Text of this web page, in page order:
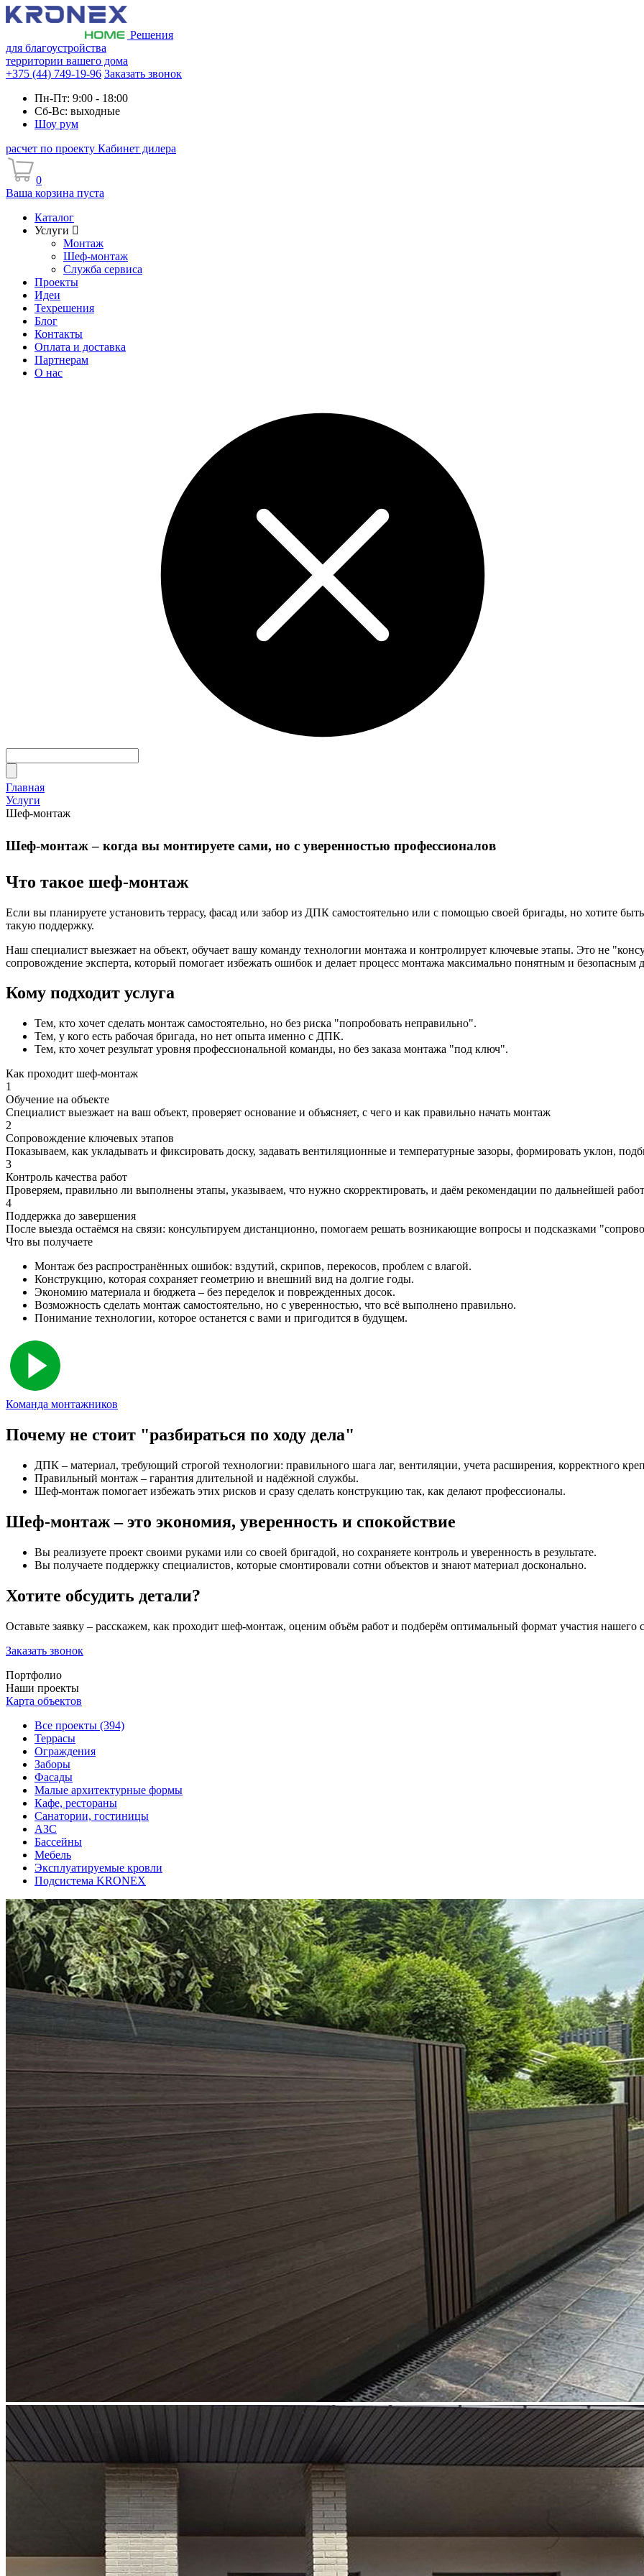
Решения
для благоустройства
территории вашего дома
+375 (44) 749-19-96 Заказать звонок
Пн-Пт: 9:00 - 18:00
Сб-Вс: выходные
Шоу рум
расчет по проекту Кабинет дилера
0
Ваша корзина пуста
Каталог
Услуги
Монтаж
Шеф-монтаж
Служба сервиса
Проекты
Идеи
Техрешения
Блог
Контакты
Оплата и доставка
Партнерам
О нас
Главная
Услуги
Шеф-монтаж
Шеф-монтаж – когда вы монтируете сами, но с уверенностью профессионалов
Что такое шеф-монтаж
Если вы планируете установить террасу, фасад или забор из ДПК самостоятельно или с помощью своей бригады, но хотите
такую поддержку.
Наш специалист выезжает на объект, обучает вашу команду технологии монтажа и контролирует ключевые этапы. Это не
сопровождение эксперта, который помогает избежать ошибок и делает процесс монтажа максимально понятным и безопасным
Кому подходит услуга
Тем, кто хочет сделать монтаж самостоятельно, но без риска "попробовать неправильно".
Тем, у кого есть рабочая бригада, но нет опыта именно с ДПК.
Тем, кто хочет результат уровня профессиональной команды, но без заказа монтажа "под ключ".
Как проходит шеф-монтаж
1
Обучение на объекте
Специалист выезжает на ваш объект, проверяет основание и объясняет, с чего и как правильно начать монтаж
2
Сопровождение ключевых этапов
Показываем, как укладывать и фиксировать доску, задавать вентиляционные и температурные зазоры, формировать уклон,
3
Контроль качества работ
Проверяем, правильно ли выполнены этапы, указываем, что нужно скорректировать, и даём рекомендации по дальнейшей
4
Поддержка до завершения
После выезда остаёмся на связи: консультируем дистанционно, помогаем решать возникающие вопросы и подсказками
Что вы получаете
Монтаж без распространённых ошибок: вздутий, скрипов, перекосов, проблем с влагой.
Конструкцию, которая сохраняет геометрию и внешний вид на долгие годы.
Экономию материала и бюджета – без переделок и поврежденных досок.
Возможность сделать монтаж самостоятельно, но с уверенностью, что всё выполнено правильно.
Понимание технологии, которое останется с вами и пригодится в будущем.
Команда монтажников
Почему не стоит "разбираться по ходу дела"
ДПК – материал, требующий строгой технологии: правильного шага лаг, вентиляции, учета расширения, корректного
Правильный монтаж – гарантия длительной и надёжной службы.
Шеф-монтаж помогает избежать этих рисков и сразу сделать конструкцию так, как делают профессионалы.
Шеф-монтаж – это экономия, уверенность и спокойствие
Вы реализуете проект своими руками или со своей бригадой, но сохраняете контроль и уверенность в результате.
Вы получаете поддержку специалистов, которые смонтировали сотни объектов и знают материал досконально.
Хотите обсудить детали?
Оставьте заявку – расскажем, как проходит шеф-монтаж, оценим объём работ и подберём оптимальный формат участия нашего
Заказать звонок
Портфолио
Наши проекты
Карта объектов
Все проекты (394)
Террасы
Ограждения
Заборы
Фасады
Малые архитектурные формы
Кафе, рестораны
Санатории, гостиницы
АЗС
Бассейны
Мебель
Эксплуатируемые кровли
Подсистема KRONEX